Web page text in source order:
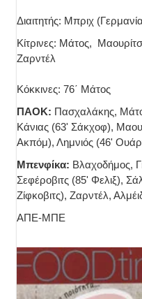
Διαιτητής: Μπριχ
Κίτρινες: Μάτος,
Ζαρντέλ
Κόκκινες: 76΄ Μάτος
ΠΑΟΚ: Πασχαλάκης,
Κάνιας (63' Σάκχοφ),
Ακπόμ), Λημνιός (46'
Μπενφίκα: Βλαχοδήμος,
Σεφέροβιτς (85' Φελιξ),
Ζίφκοβιτς), Ζαρντέλ,
ΑΠΕ-ΜΠΕ